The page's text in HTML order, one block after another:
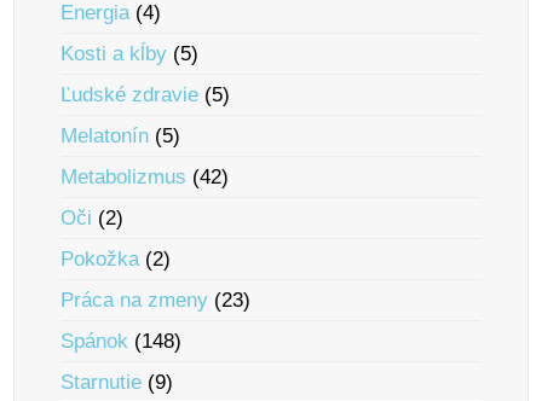
Energia(4)
Kosti a kĺby (5)
Ľudské zdravie (5)
Melatonín (5)
Metabolizmus (42)
Oči (2)
Pokožka(2)
Práca na zmeny (23)
Spánok (148)
Starnutie (9)